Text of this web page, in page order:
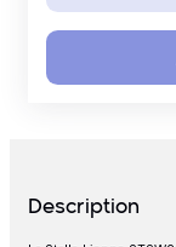
Description